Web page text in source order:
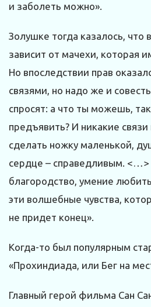
и заболеть можно».
Золушке тогда казалось, что
зависит от мачехи, которая
Но впоследствии прав
связями, но надо же и
спросят: а что ты можешь, так
предъявить? И никакие
сделать ножку маленькой,
сердце – справедливым. <…>
благородство, умение
эти волшебные чувства,
не придет конец».
Когда-то был популярным
«Прохиндиада, или Бег на
Главный герой фильма Сан